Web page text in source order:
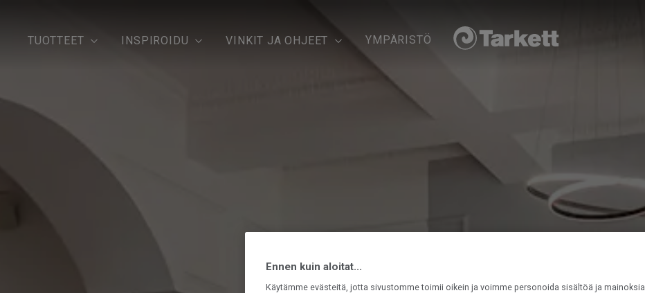
TUOTTEET INSPIROIDU VINKIT JA OHJEET YMPÄRISTÖ
Ennen kuin aloitat...
Käytämme evästeitä, jotta sivustomme toimii oikein ja voimme personoida sisältöä ja mainoksia,